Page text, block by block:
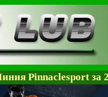
Pinnaclesport за